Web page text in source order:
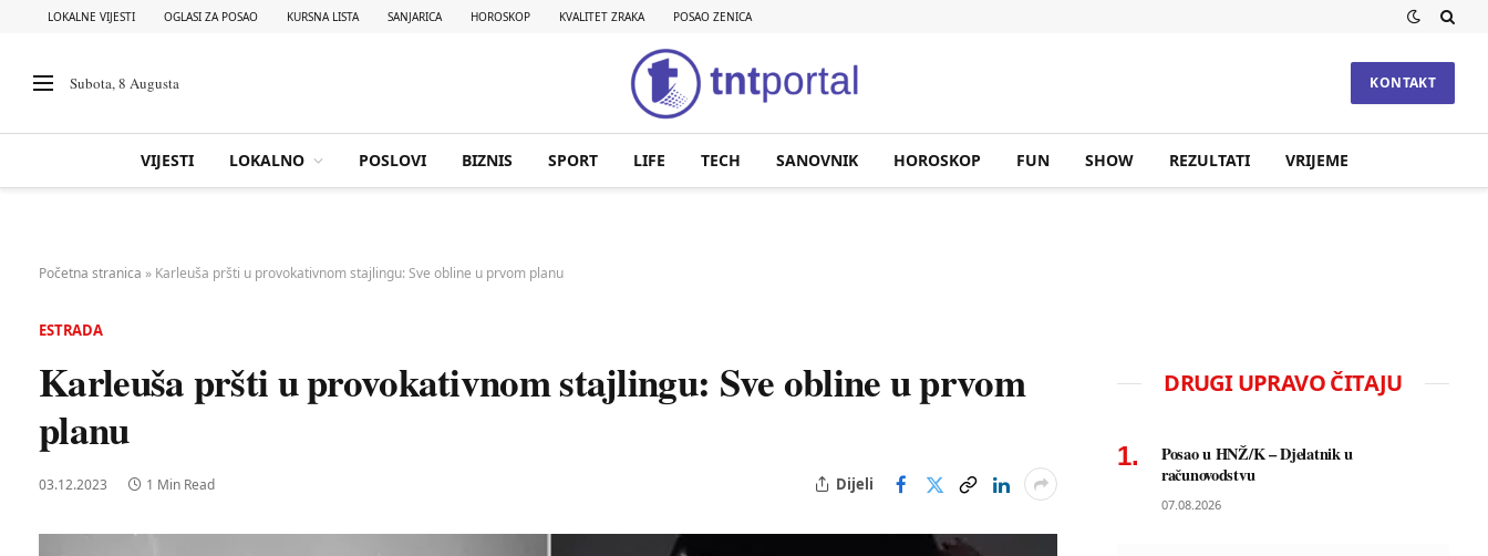
LOKALNE VIJESTI OGLASI ZA POSAO KURSNA LISTA SANJARICA HOROSKOP KVALITET ZRAKA POSAO ZENICA
Subota, 8 Augusta KONTAKT
VIJESTI LOKALNO POSLOVI BIZNIS SPORT LIFE TECH SANOVNIK HOROSKOP FUN SHOW REZULTATI VRIJEME
Početna stranica » Karleuša pršti u provokativnom stajlingu: Sve obline u prvom planu
ESTRADA
Karleuša pršti u provokativnom stajlingu: Sve obline u prvom
planu
03.12.2023 1 Min Read Dijeli
DRUGI UPRAVO ČITAJU
Posao u HNŽ/K – Djelatnik u
računovodstvu
07.08.2026